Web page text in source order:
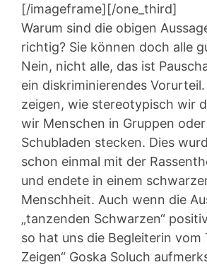
[/imageframe][/one_third]
Warum sind die obigen
richtig? Sie können doch alle
Nein, nicht alle, das ist
ein diskriminierendes Vorurteil.
zeigen, wie stereotypisch wir
wir Menschen in Gruppen
Schubladen stecken. Dies
schon einmal mit der
und endete in einem
Menschheit. Auch wenn die
„tanzenden Schwarzen“
so hat uns die Begleiterin vom
Zeigen“ Goska Soluch